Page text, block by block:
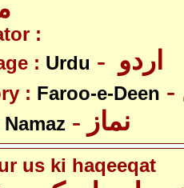
:
: Urdu
: Faroo-e-Deen
Namaz
us ki haqeeqat